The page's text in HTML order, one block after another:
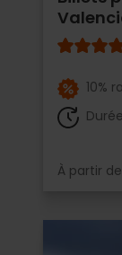
10%
À partir de